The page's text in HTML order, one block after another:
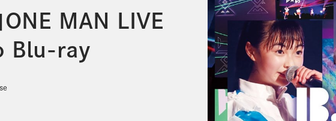
ONE MAN LIVE
Blu-ray